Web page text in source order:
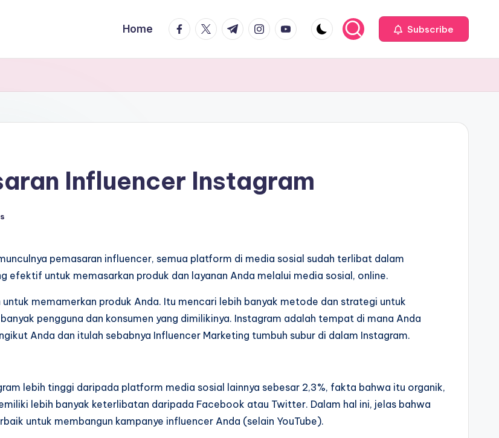
Home facebook.com
twitter.com
t.me instagram.com
youtube.com Subscribe
Influencer Instagram
pemasaran influencer, semua platform di media sosial sudah terlibat dalam
efektif untuk memasarkan produk dan layanan Anda melalui media sosial, online.
memamerkan produk Anda. Itu mencari lebih banyak metode dan strategi untuk
pengguna dan konsumen yang dimilikinya. Instagram adalah tempat di mana Anda
Anda dan itulah sebabnya Influencer Marketing tumbuh subur di dalam Instagram.
lebih tinggi daripada platform media sosial lainnya sebesar 2,3%, fakta bahwa itu organik,
lebih banyak keterlibatan daripada Facebook atau Twitter. Dalam hal ini, jelas bahwa
untuk membangun kampanye influencer Anda (selain YouTube).